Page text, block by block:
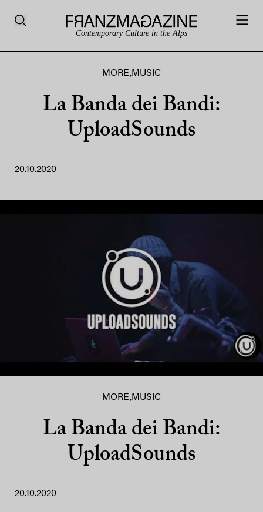
Contemporary Culture in the Alps
MORE,MUSIC
La Banda dei Bandi:
UploadSounds
20.10.2020
MORE,MUSIC
La Banda dei Bandi:
UploadSounds
20.10.2020